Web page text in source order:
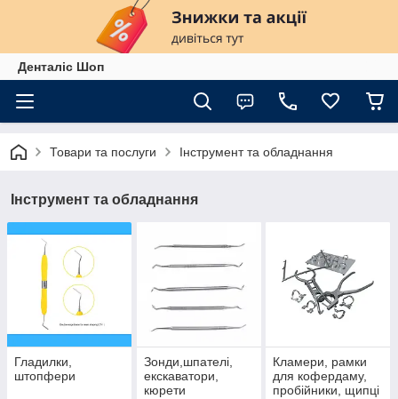
Денталіс Шоп
Товари та послуги Інструмент та обладнання
Інструмент та обладнання
Гладилки,
штопфери
Зонди,шпателі,
екскаватори,
кюрети
Кламери, рамки
для кофердаму,
пробійники, щипці